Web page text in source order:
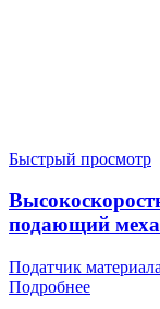
Быстрый просмотр
подающий
Податчик материала
Подробнее